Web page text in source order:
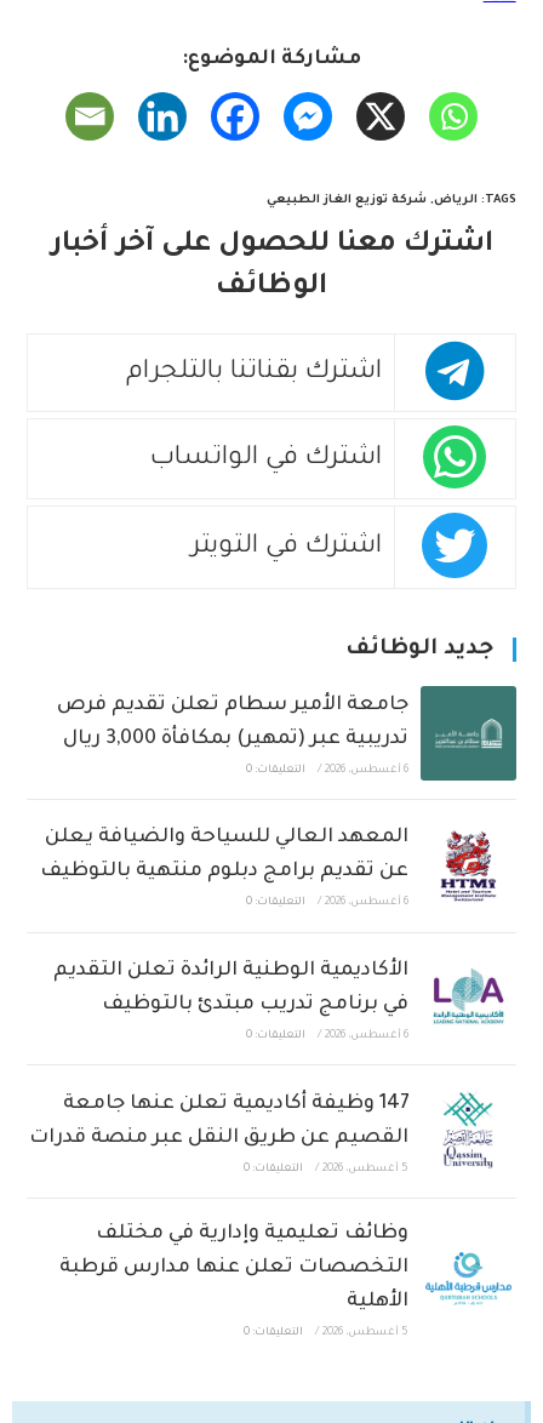
مشاركة الموضوع:
TAGS
: الرياض, شركة توزيع الغاز الطبيعي
اشترك معنا للحصول على آخر أخبار
الوظائف
اشترك بقناتنا بالتلجرام
اشترك في الواتساب
اشترك في التويتر
جديد الوظائف
جامعة الأمير سطام تعلن تقديم فرص
تدريبية عبر (تمهير) بمكافأة 3,000 ريال
6 أغسطس، 2026 / التعليقات: 0
المعهد العالي للسياحة والضيافة يعلن
عن تقديم برامج دبلوم منتهية بالتوظيف
6 أغسطس، 2026 / التعليقات: 0
الأكاديمية الوطنية الرائدة تعلن التقديم
في برنامج تدريب مبتدئ بالتوظيف
6 أغسطس، 2026 / التعليقات: 0
147 وظيفة أكاديمية تعلن عنها جامعة
القصيم عن طريق النقل عبر منصة قدرات
5 أغسطس، 2026 / التعليقات: 0
وظائف تعليمية وإدارية في مختلف
التخصصات تعلن عنها مدارس قرطبة
الأهلية
5 أغسطس، 2026 / التعليقات: 0